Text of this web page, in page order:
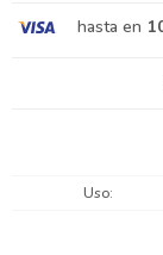
hasta en
Uso